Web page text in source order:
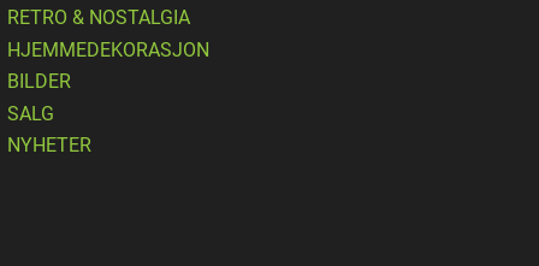
RETRO & NOSTALGIA
HJEMMEDEKORASJON
BILDER
SALG
NYHETER